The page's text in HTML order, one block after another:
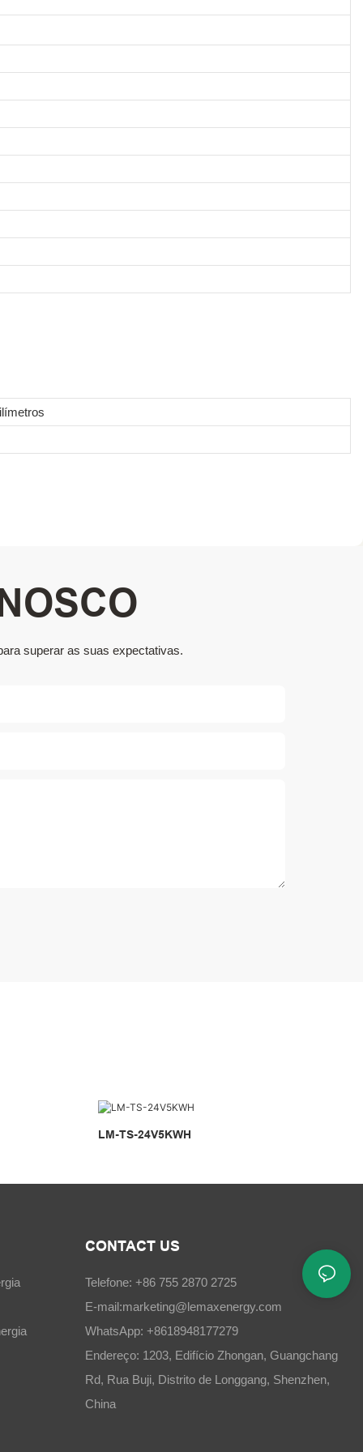
superar as suas expectativas.
LM-TS-24V5KWH
CONTACT US
Telefone: +86 755 2870 2725
E-mail:marketing@lemaxenergy.com
WhatsApp: +8618948177279
Endereço: 1203, Edifício Zhongan, Guangchang
Rd, Rua Buji, Distrito de Longgang, Shenzhen,
China